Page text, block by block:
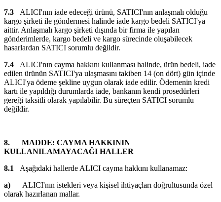
7.3
ALICI'nın iade edeceği ürünü, SATICI'nın anlaşmalı olduğu
kargo şirketi ile göndermesi halinde iade kargo bedeli SATICI'ya
aittir. Anlaşmalı kargo şirketi dışında bir firma ile yapılan
gönderimlerde, kargo bedeli ve kargo sürecinde oluşabilecek
hasarlardan SATICI sorumlu değildir.
7.4
ALICI'nın cayma hakkını kullanması halinde, ürün bedeli, iade
edilen ürünün SATICI'ya ulaşmasını takiben 14 (on dört) gün içinde
ALICI'ya ödeme şekline uygun olarak iade edilir. Ödemenin kredi
kartı ile yapıldığı durumlarda iade, bankanın kendi prosedürleri
gereği taksitli olarak yapılabilir. Bu süreçten SATICI sorumlu
değildir.
8.
MADDE: CAYMA HAKKININ
KULLANILAMAYACAĞI HALLER
8.1
Aşağıdaki hallerde ALICI cayma hakkını kullanamaz:
a)
ALICI'nın istekleri veya kişisel ihtiyaçları doğrultusunda özel
olarak hazırlanan mallar.